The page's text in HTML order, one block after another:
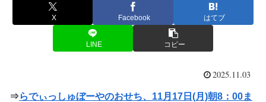
X Facebook はてブ
LINE コピー
2025.11.03
⇒らでぃっしゅぼーやのおせち、11月17日(月)朝8：00ま